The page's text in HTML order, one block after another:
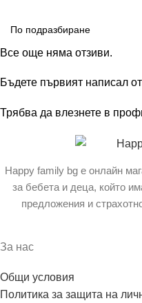
Все още няма отзиви.
Бъдете първият написал
Трябва да влезнете в
Happy family bg е онлайн
за бебета и деца, който
предложения и
За нас
Общи условия
Политика за защита на